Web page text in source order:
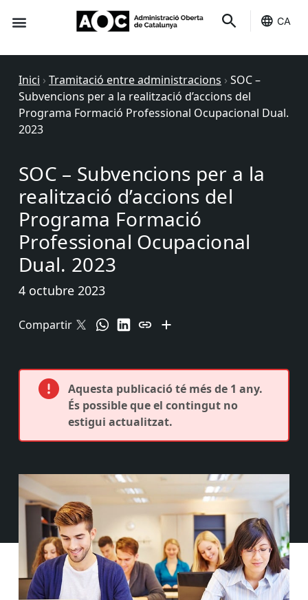
CA
Inici › Tramitació entre administracions › SOC –
Subvencions per a la realització d’accions del
Programa Formació Professional Ocupacional Dual.
2023
SOC – Subvencions per a la
realització d’accions del
Programa Formació
Professional Ocupacional
Dual. 2023
4 octubre 2023
Compartir
Aquesta publicació té més de 1 any.
És possible que el contingut no
estigui actualitzat.